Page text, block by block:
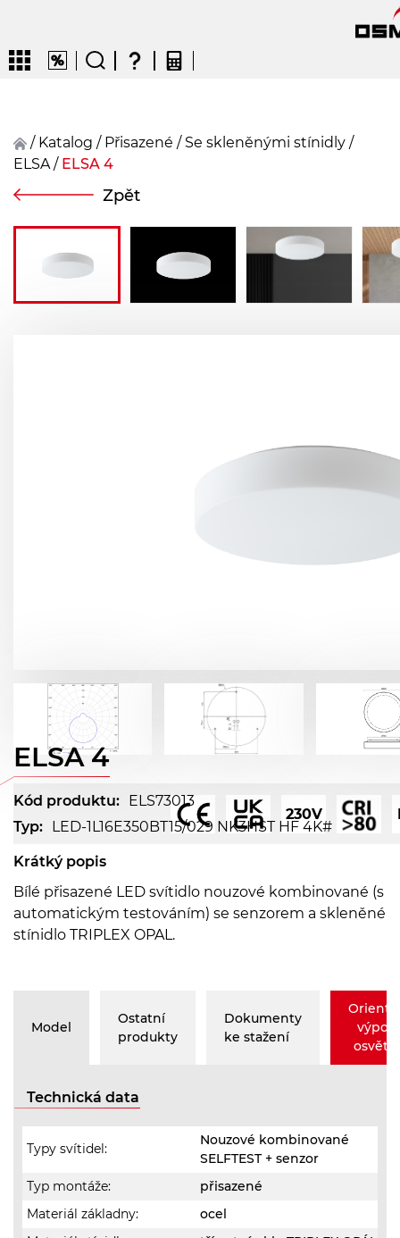
CZENDEFRFIN
/ Katalog / přisazené / Se skleněnými stínidly /
ELSA/ ELSA 4
Zpět
ELSA 4
Kód produktu: ELS73013
Typ: LED-1L16E350BT15/029 NK3HST HF 4K#
Krátký popis
Bílé přisazené LED svítidlo nouzové kombinované (s
automatickým testováním) se senzorem a skleněné
stínidlo TRIPLEX OPAL.
Model
Ostatní
produkty
Dokumenty
ke stažení
Technická data
Typy svítidel:
Nouzové kombinované
SELFTEST + senzor
Typ montáže:
přisazené
Materiál základny:
ocel
230V